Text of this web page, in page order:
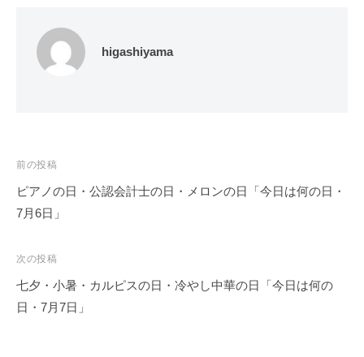
higashiyama
投
稿
ナ
ゲ
ー
シ
前の投稿
ピアノの日・公認会計士の日・メロンの日「今日は何の日・
7月6日」
次の投稿
七夕・小暑・カルピスの日・冷やし中華の日「今日は何の
日・7月7日」